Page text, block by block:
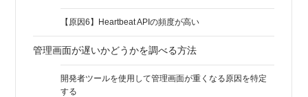
【原因6】Heartbeat APIの頻度が高い
管理画面が遅いかどうかを調べる方法
開発者ツールを使用して管理画面が重くなる原因を特定
する